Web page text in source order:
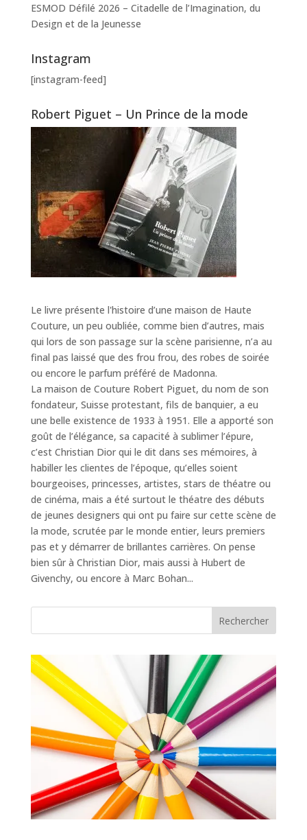
ESMOD Défilé 2026 – Citadelle de l’Imagination, du
Design et de la Jeunesse
Instagram
[instagram-feed]
Robert Piguet – Un Prince de la mode
Le livre présente l'histoire d’une maison de Haute
Couture, un peu oubliée, comme bien d’autres, mais
qui lors de son passage sur la scène parisienne, n’a au
final pas laissé que des frou frou, des robes de soirée
ou encore le parfum préféré de Madonna.
La maison de Couture Robert Piguet, du nom de son
fondateur, Suisse protestant, fils de banquier, a eu
une belle existence de 1933 à 1951. Elle a apporté son
goût de l’élégance, sa capacité à sublimer l’épure,
c’est Christian Dior qui le dit dans ses mémoires, à
habiller les clientes de l’époque, qu’elles soient
bourgeoises, princesses, artistes, stars de théatre ou
de cinéma, mais a été surtout le théatre des débuts
de jeunes designers qui ont pu faire sur cette scène de
la mode, scrutée par le monde entier, leurs premiers
pas et y démarrer de brillantes carrières. On pense
bien sûr à Christian Dior, mais aussi à Hubert de
Givenchy, ou encore à Marc Bohan...
Rechercher